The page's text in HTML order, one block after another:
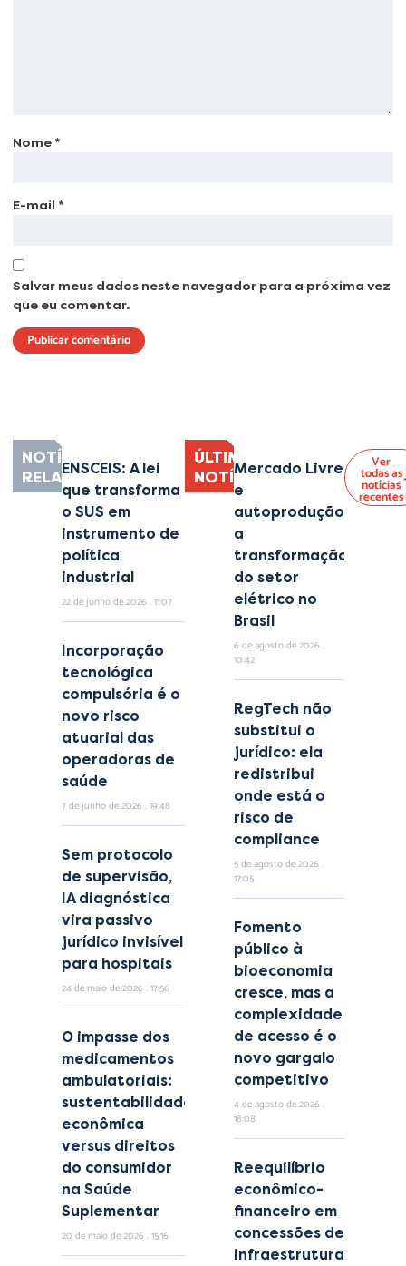
Nome *
E-mail *
Salvar meus dados neste navegador para a próxima vez
que eu comentar.
NOTÍCIAS
RELACIONADAS
ENSCEIS: A lei
que transforma
o SUS em
instrumento de
política
industrial
22 de junho de 2026 11:07
Incorporação
tecnológica
compulsória é o
novo risco
atuarial das
operadoras de
saúde
7 de junho de 2026 19:48
Sem protocolo
de supervisão,
IA diagnóstica
vira passivo
jurídico invisível
para hospitais
24 de maio de 2026 17:56
O impasse dos
medicamentos
ambulatoriais:
sustentabilidade
econômica
versus direitos
do consumidor
na Saúde
Suplementar
20 de maio de 2026 15:16
ÚLTIMAS
NOTÍCIASMercado Livre
e
autoprodução:
a
transformação
do setor
elétrico no
Brasil
6 de agosto de 2026
10:42
RegTech não
substitui o
jurídico: ela
redistribui
onde está o
risco de
compliance
5 de agosto de 2026
17:05
Fomento
público à
bioeconomia
cresce, mas a
complexidade
de acesso é o
novo gargalo
competitivo
4 de agosto de 2026
18:08
Reequilíbrio
econômico-
financeiro em
concessões de
infraestrutura:
Ver
todas as
notícias
recentes